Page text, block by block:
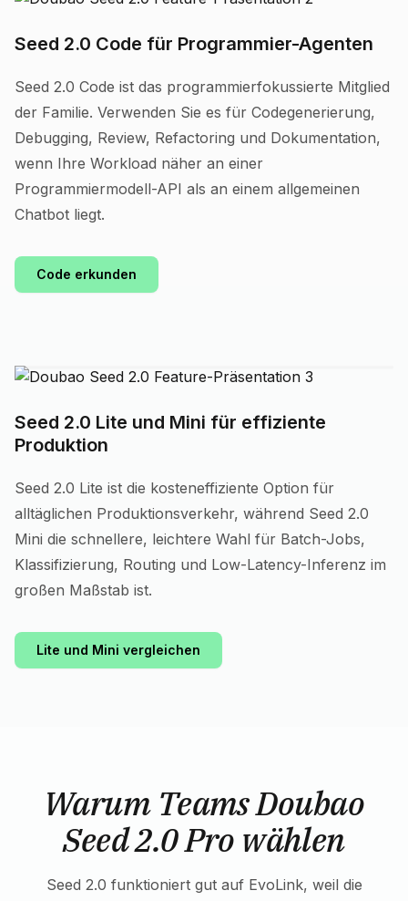
Seed 2.0 Code für Programmier-Agenten
Seed 2.0 Code ist das programmierfokussierte Mitglied
der Familie. Verwenden Sie es für Codegenerierung,
Debugging, Review, Refactoring und Dokumentation,
wenn Ihre Workload näher an einer
Programmiermodell-API als an einem allgemeinen
Chatbot liegt.
Code erkunden
Seed 2.0 Lite und Mini für effiziente
Produktion
Seed 2.0 Lite ist die kosteneffiziente Option für
alltäglichen Produktionsverkehr, während Seed 2.0
Mini die schnellere, leichtere Wahl für Batch-Jobs,
Klassifizierung, Routing und Low-Latency-Inferenz im
großen Maßstab ist.
Lite und Mini vergleichen
Warum Teams Doubao
Seed 2.0 Pro wählen
Seed 2.0 funktioniert gut auf EvoLink, weil die